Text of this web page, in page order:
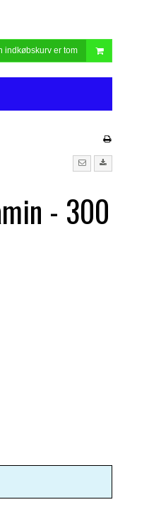
indkøbskurv er tom
- 300